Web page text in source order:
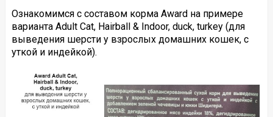
Ознакомимся с составом корма Award на примере
варианта Adult Cat, Hairball & Indoor, duck, turkey (для
выведения шерсти у взрослых домашних кошек, с
уткой и индейкой).